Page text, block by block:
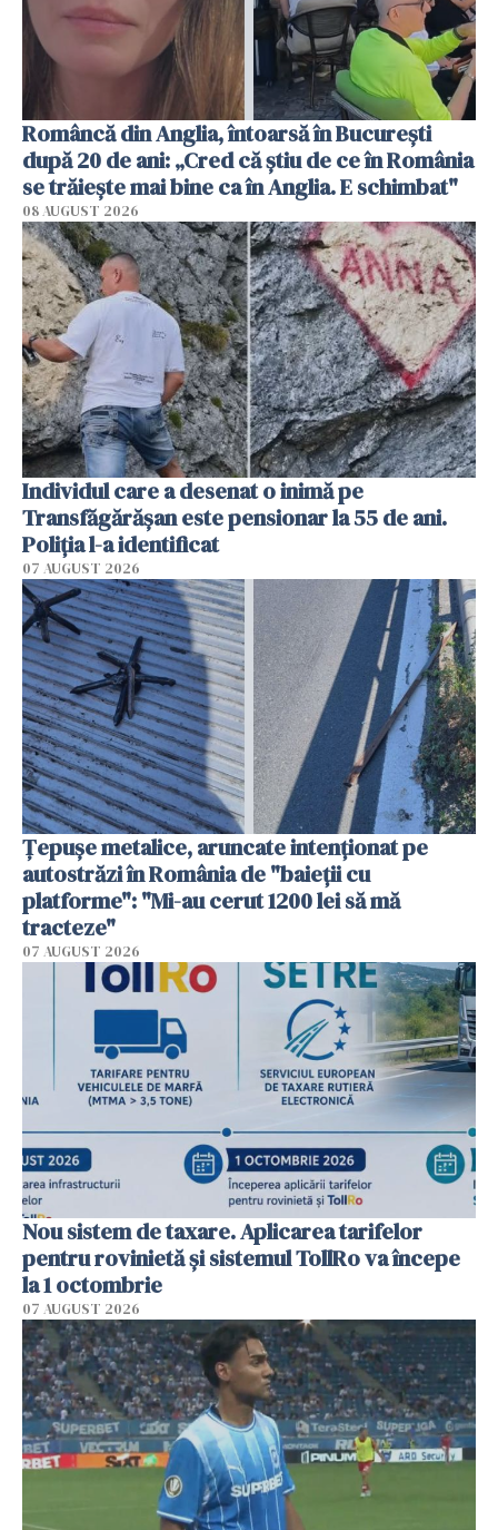
Româncă din Anglia, întoarsă în București
după 20 de ani: „Cred că știu de ce în România
se trăiește mai bine ca în Anglia. E schimbat"
08 AUGUST 2026
Individul care a desenat o inimă pe
Transfăgărășan este pensionar la 55 de ani.
Poliția l-a identificat
07 AUGUST 2026
Țepușe metalice, aruncate intenționat pe
autostrăzi în România de "baieții cu
platforme": "Mi-au cerut 1200 lei să mă
tracteze"
07 AUGUST 2026
Nou sistem de taxare. Aplicarea tarifelor
pentru rovinietă şi sistemul TollRo va începe
la 1 octombrie
07 AUGUST 2026